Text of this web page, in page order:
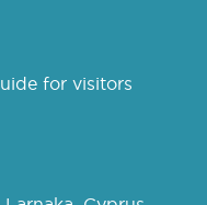
for visitors